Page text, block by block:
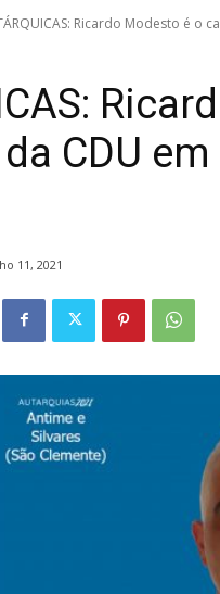
Ricardo Modesto é o
CDU
11, 2021